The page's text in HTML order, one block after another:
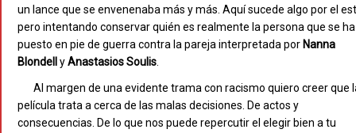
un lance que se envenenaba más y más. Aquí sucede algo por el
pero intentando conservar quién es realmente la persona que se ha
puesto en pie de guerra contra la pareja interpretada por Nanna
Blondell yAnastasios Soulis.
Al margen de una evidente trama con racismo quiero creer que
película trata a cerca de las malas decisiones. De actos y
consecuencias. De lo que nos puede repercutir el elegir bien a tu